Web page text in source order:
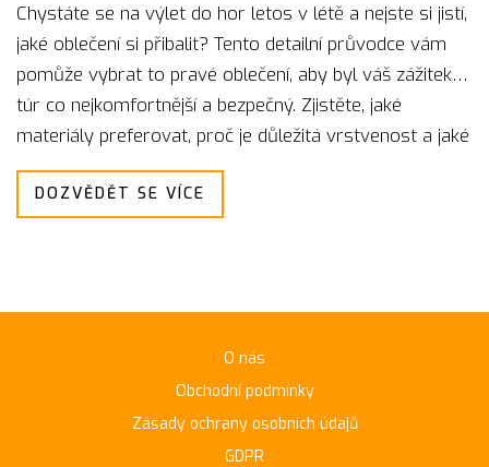
Chystáte se na výlet do hor letos v létě a nejste si jistí,
jaké oblečení si přibalit? Tento detailní průvodce vám
pomůže vybrat to pravé oblečení, aby byl váš zážitek z
túr co nejkomfortnější a bezpečný. Zjistěte, jaké
materiály preferovat, proč je důležitá vrstvenost a jaké
jsou nejnovější trendy outdoorové módy.
DOZVĚDĚT SE VÍCE
O nás
Obchodní podmínky
Zásady ochrany osobních údajů
GDPR